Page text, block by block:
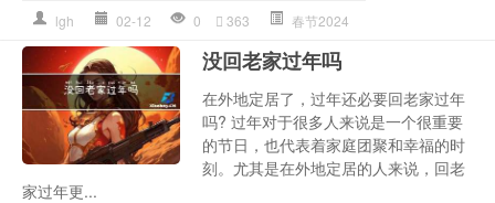
lgh 02-12 0 363 春节2024
没回老家过年吗
在外地定居了，过年还必要回老家过年
吗? 过年对于很多人来说是一个很重要
的节日，也代表着家庭团聚和幸福的时
刻。尤其是在外地定居的人来说，回老
家过年更...